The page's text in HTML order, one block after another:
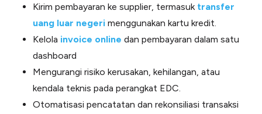
Kirim pembayaran ke supplier, termasuk transfer
uang luar negeri menggunakan kartu kredit.
Kelola invoice online dan pembayaran dalam satu
dashboard
Mengurangi risiko kerusakan, kehilangan, atau
kendala teknis pada perangkat EDC.
Otomatisasi pencatatan dan rekonsiliasi transaksi